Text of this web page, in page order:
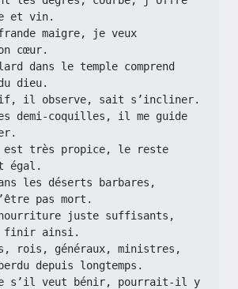
et vin.
maigre, je veux
cœur.
dieu.
il observe, sait s’incliner.
est très propice, le reste
égal.
pas mort.
nourriture juste suffisants,
finir ainsi.
depuis longtemps.
s’il veut bénir, pourrait-il y